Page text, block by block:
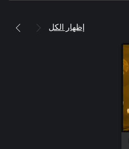
إظهار الكل